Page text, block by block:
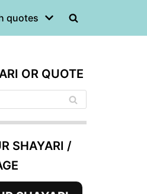
quotes
OR QUOTE
SHAYARI /